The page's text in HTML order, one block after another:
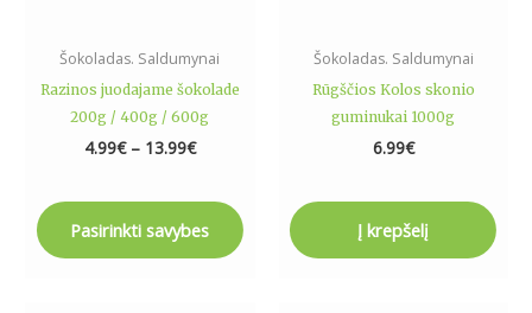
Šokoladas. Saldumynai
Razinos juodajame šokolade
200g / 400g / 600g
4.99€ – 13.99€
Pasirinkti savybes
product
page
Šokoladas. Saldumynai
Rūgščios Kolos skonio
guminukai 1000g
6.99€
Į krepšelį